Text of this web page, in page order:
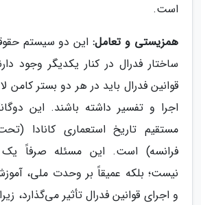
است.
همزیستی و تعامل:این دو سیستم
ساختار فدرال در کنار یکدیگر وجود
قوانین فدرال باید در هر دو بستر کامن
اجرا و تفسیر داشته باشند. این
مستقیم تاریخ استعماری کانادا
فرانسه) است. این مسئله صرفاً
نیست؛ بلکه عمیقاً بر وحدت ملی،
و اجرای قوانین فدرال تأثیر می‌گذارد،